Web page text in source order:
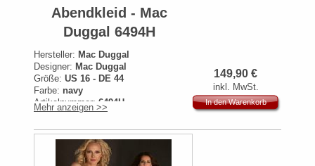
149,90 €
inkl. MwSt.
In den Warenkorb
Abendkleid - Mac
Duggal 6494H
Hersteller: Mac Duggal
Designer: Mac Duggal
Größe: US 16 - DE 44
Farbe: navy
Artikelnummer:6494H
Originalpreis:519€
Mehr anzeigen >>